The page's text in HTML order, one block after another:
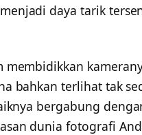
daya tarik
membidikkan
bahkan terlihat tak
bergabung
dunia fotografi